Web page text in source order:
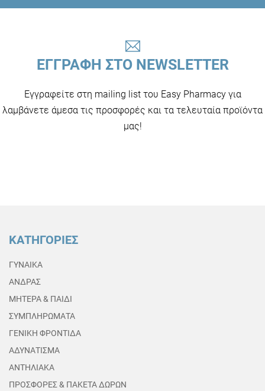
ΕΓΓΡΑΦΗ ΣΤΟ NEWSLETTER
Εγγραφείτε στη mailing list του Easy Pharmacy για
λαμβάνετε άμεσα τις προσφορές και τα τελευταία προϊόντα
μας!
ΚΑΤΗΓΟΡΙΕΣ
ΓΥΝΑΙΚΑ
ΑΝΔΡΑΣ
ΜΗΤΕΡΑ & ΠΑΙΔΙ
ΣΥΜΠΛΗΡΩΜΑΤΑ
ΓΕΝΙΚΗ ΦΡΟΝΤΙΔΑ
ΑΔΥΝΑΤΙΣΜΑ
ΑΝΤΗΛΙΑΚΑ
ΠΡΟΣΦΟΡΕΣ & ΠΑΚΕΤΑ ΔΩΡΩΝ